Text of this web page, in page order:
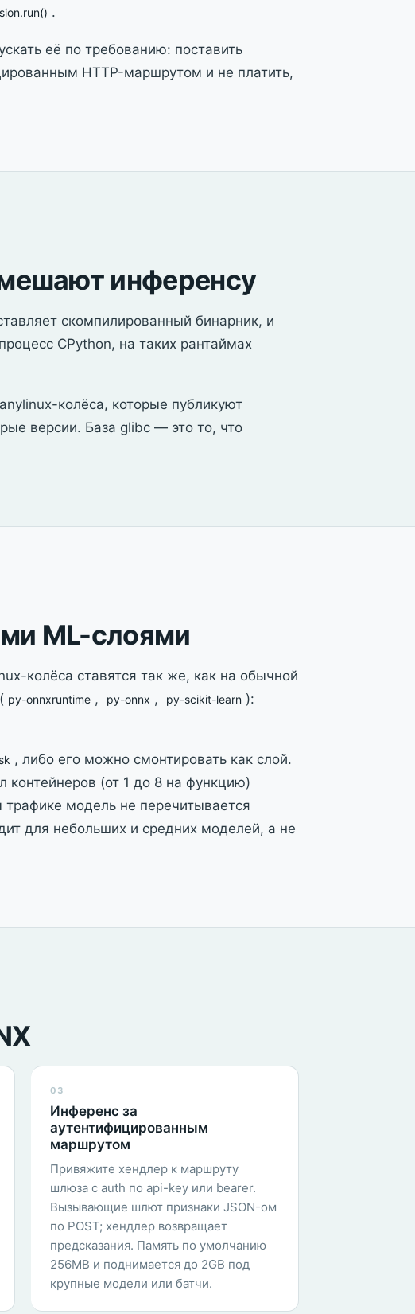
.
её по требованию: поставить
HTTP-маршрутом и не платить,
инференсу
скомпилированный бинарник, и
CPython, на таких рантаймах
колёса, которые публикуют
версии. База glibc — это то, что
ML-слоями
колёса ставятся так же, как на обычной
py-onnxruntime , py-onnx , py-scikit-learn ):
, либо его можно смонтировать как слой.
контейнеров (от 1 до 8 на функцию)
модель не перечитывается
для небольших и средних моделей, а не
03
Инференс за
аутентифицированным
маршрутом
Привяжите хендлер к маршруту
шлюза с auth по api-key или bearer.
Вызывающие шлют признаки JSON-ом
по POST; хендлер возвращает
предсказания. Память по умолчанию
256MB и поднимается до 2GB под
крупные модели или батчи.